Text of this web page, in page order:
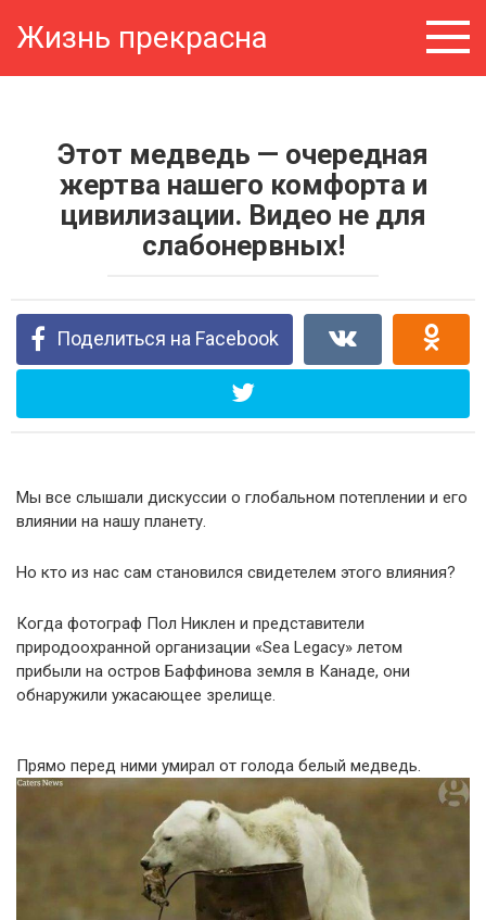
Жизнь прекрасна
Этот медведь — очередная
жертва нашего комфорта и
цивилизации. Видео не для
слабонервных!
Поделиться на Facebook
Мы все слышали дискуссии о глобальном потеплении и его
влиянии на нашу планету.
Но кто из нас сам становился свидетелем этого влияния?
Когда фотограф Пол Никлен и представители
природоохранной организации «Sea Legacy» летом
прибыли на остров Баффинова земля в Канаде, они
обнаружили ужасающее зрелище.
Прямо перед ними умирал от голода белый медведь.